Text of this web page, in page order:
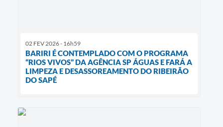
02 FEV 2026 - 16h59
BARIRI É CONTEMPLADO COM O PROGRAMA
“RIOS VIVOS” DA AGÊNCIA SP ÁGUAS E FARÁ A
LIMPEZA E DESASSOREAMENTO DO RIBEIRÃO
DO SAPÉ